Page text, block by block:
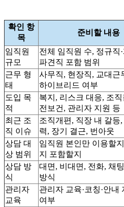
확인 항
목
준비할 내용
임직원
규모
전체 임직원 수, 정규직·
파견직 포함 범위
근무 형
태
사무직, 현장직, 교대근
하이브리드 여부
도입 목
적
복지, 리스크 대응, 조
전보건, 관리자 지원 등
최근 조
직 이슈
조직개편, 직장 내 갈등,
력, 장기 결근, 번아웃
상담 대
상 범위
임직원 본인만 이용할
지 포함할지
상담 방
식
대면, 비대면, 전화, 채
방식
관리자
교육
관리자 교육·코칭·안내
여부